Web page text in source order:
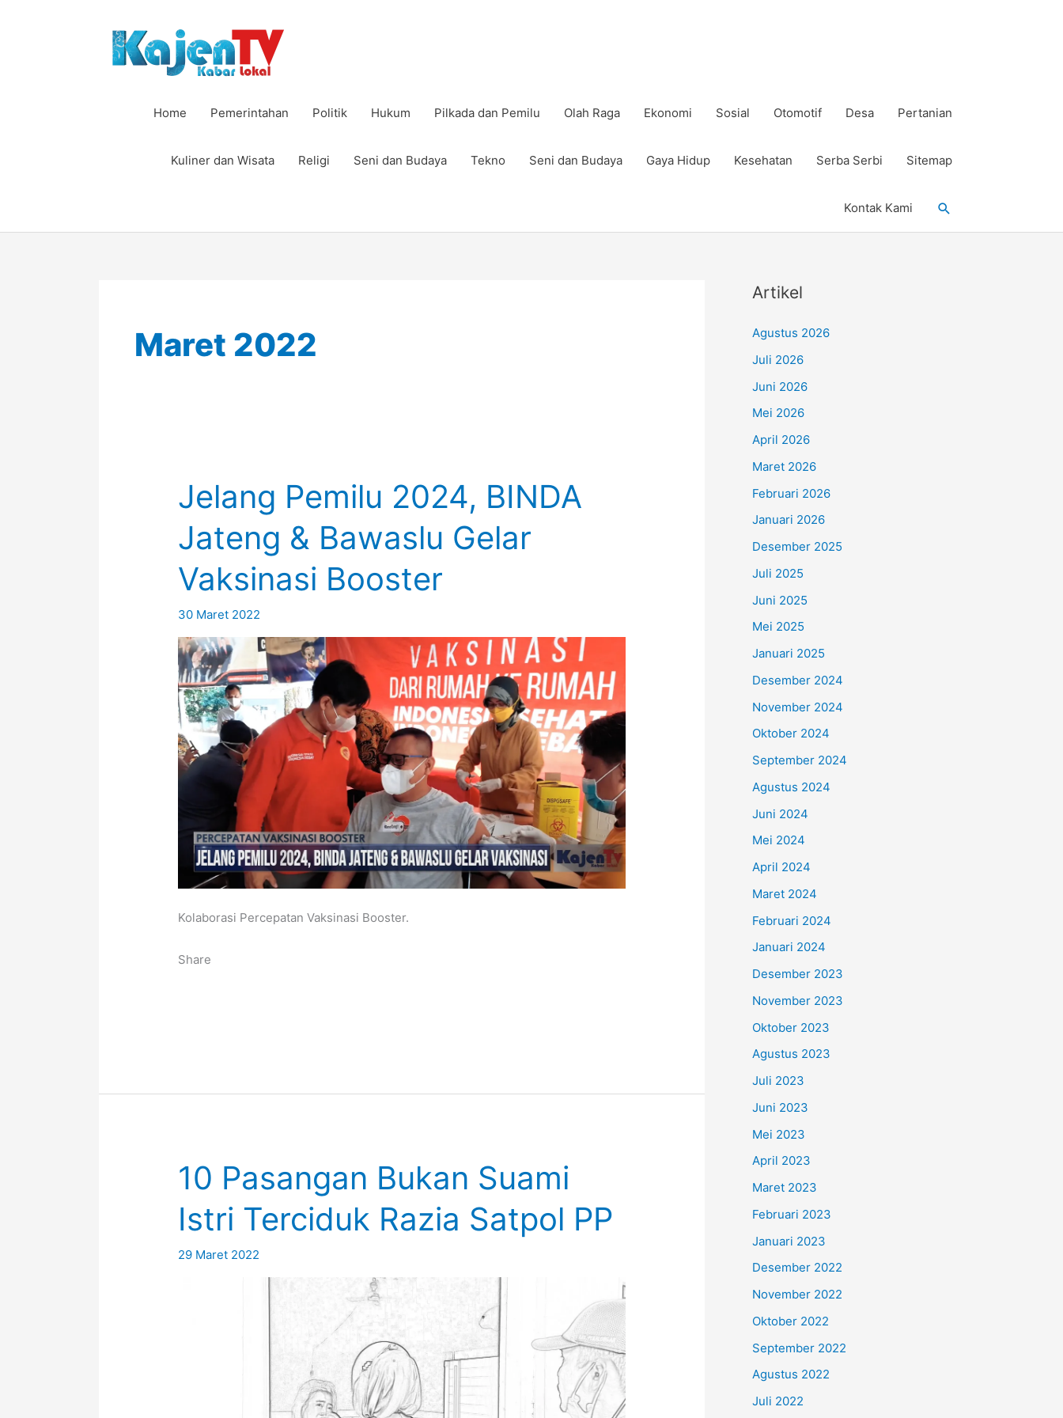
Home Pemerintahan Politik Hukum Pilkada dan Pemilu Olah Raga Ekonomi Sosial Otomotif Desa Pertanian
Kuliner dan Wisata Religi Seni dan Budaya Tekno Seni dan Budaya Gaya Hidup Kesehatan Serba Serbi Sitemap
Kontak Kami Cari
Maret 2022
Jelang Pemilu 2024, BINDA
Jateng & Bawaslu Gelar
Vaksinasi Booster
30 Maret 2022
Kolaborasi Percepatan Vaksinasi Booster.
Share
10 Pasangan Bukan Suami
Istri Terciduk Razia Satpol PP
29 Maret 2022
Artikel
Agustus 2026
Juli 2026
Juni 2026
Mei 2026
April 2026
Maret 2026
Februari 2026
Januari 2026
Desember 2025
Juli 2025
Juni 2025
Mei 2025
Januari 2025
Desember 2024
November 2024
Oktober 2024
September 2024
Agustus 2024
Juni 2024
Mei 2024
April 2024
Maret 2024
Februari 2024
Januari 2024
Desember 2023
November 2023
Oktober 2023
Agustus 2023
Juli 2023
Juni 2023
Mei 2023
April 2023
Maret 2023
Februari 2023
Januari 2023
Desember 2022
November 2022
Oktober 2022
September 2022
Agustus 2022
Juli 2022